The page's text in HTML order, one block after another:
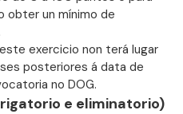
obter un mínimo de
exercicio non terá lugar
posteriores á data de
no DOG.
e eliminatorio)